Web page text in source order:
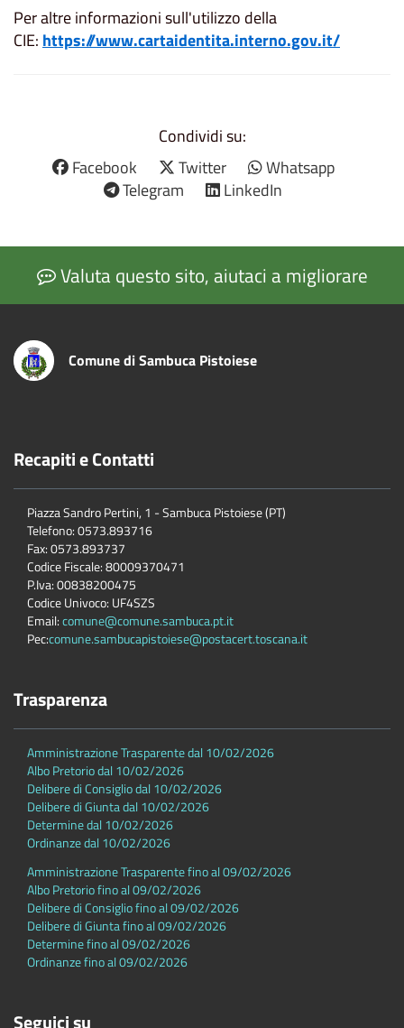
Per altre informazioni sull'utilizzo della
CIE: https://www.cartaidentita.interno.gov.it/
Condividi su:
Facebook
Twitter
Whatsapp
Telegram
LinkedIn
Valuta questo sito, aiutaci a migliorare
Comune di Sambuca Pistoiese
Recapiti e Contatti
Piazza Sandro Pertini, 1 - Sambuca Pistoiese (PT)
Telefono: 0573.893716
Fax: 0573.893737
Codice Fiscale: 80009370471
P.Iva: 00838200475
Codice Univoco: UF4SZS
Email:comune@comune.sambuca.pt.it
Pec:comune.sambucapistoiese@postacert.toscana.it
Trasparenza
Amministrazione Trasparente dal 10/02/2026
Albo Pretorio dal 10/02/2026
Delibere di Consiglio dal 10/02/2026
Delibere di Giunta dal 10/02/2026
Determine dal 10/02/2026
Ordinanze dal 10/02/2026
Amministrazione Trasparente fino al 09/02/2026
Albo Pretorio fino al 09/02/2026
Delibere di Consiglio fino al 09/02/2026
Delibere di Giunta fino al 09/02/2026
Determine fino al 09/02/2026
Ordinanze fino al 09/02/2026
Seguici su